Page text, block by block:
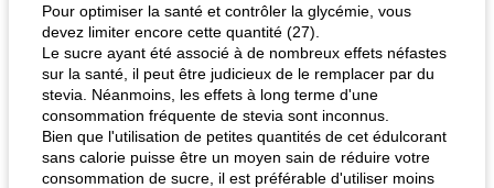
Pour optimiser la santé et contrôler la glycémie, vous
devez limiter encore cette quantité (27).
Le sucre ayant été associé à de nombreux effets néfastes
sur la santé, il peut être judicieux de le remplacer par du
stevia. Néanmoins, les effets à long terme d'une
consommation fréquente de stevia sont inconnus.
Bien que l'utilisation de petites quantités de cet édulcorant
sans calorie puisse être un moyen sain de réduire votre
consommation de sucre, il est préférable d'utiliser moins